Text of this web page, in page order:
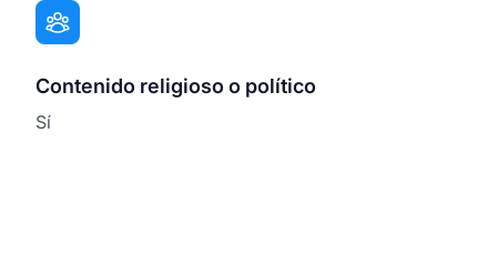
Contenido religioso o político
Sí